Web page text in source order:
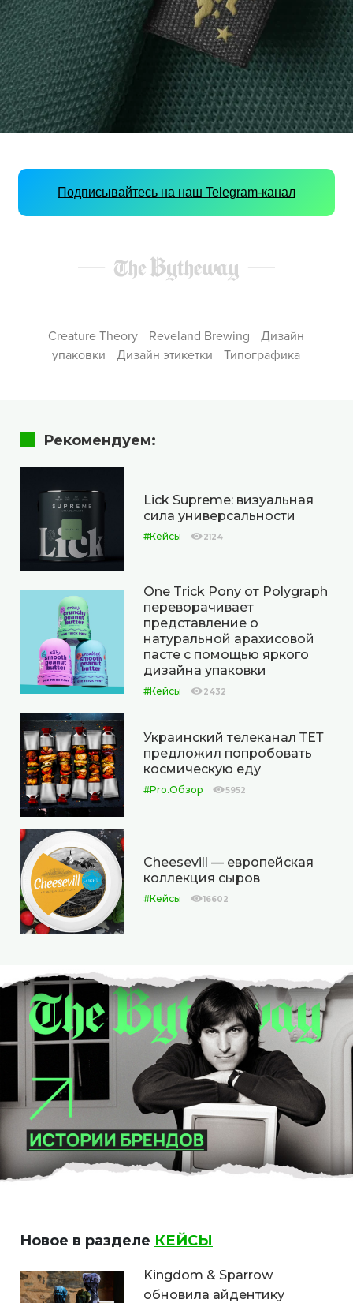
Подписывайтесь на наш Telegram-канал
Creature Theory Reveland Brewing
Дизайн
упаковки
Дизайн этикетки Типографика
Рекомендуем:
Lick Supreme: визуальная
сила универсальности
#Кейсы 2124
One Trick Pony от Polygraph
переворачивает
представление о
натуральной арахисовой
пасте с помощью яркого
дизайна упаковки
#Кейсы 2432
Украинский телеканал ТЕТ
предложил попробовать
космическую еду
#Pro.Обзор 5952
Cheesevill — европейская
коллекция сыров
#Кейсы 16602
Новое в разделе КЕЙСЫ
Kingdom & Sparrow
обновила айдентику